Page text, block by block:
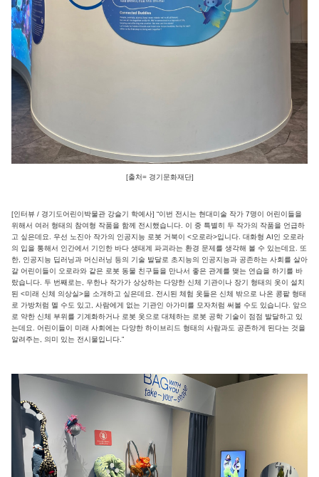
[출처= 경기문화재단]
[인터뷰 / 경기도어린이박물관 강슬기 학예사] “이번 전시는 현대미술 작가 7명이 어린이들을
위해서 여러 형태의 참여형 작품을 함께 전시했습니다. 이 중 특별히 두 작가의 작품을 언급하
고 싶은데요. 우선 노진아 작가의 인공지능 로봇 거북이 <오로라>입니다. 대화형 AI인 오로라
의 입을 통해서 인간에서 기인한 바다 생태계 파괴라는 환경 문제를 생각해 볼 수 있는데요. 또
한, 인공지능 딥러닝과 머신러닝 등의 기술 발달로 초지능의 인공지능과 공존하는 사회를 살아
갈 어린이들이 오로라와 같은 로봇 동물 친구들을 만나서 좋은 관계를 맺는 연습을 하기를 바
랐습니다. 두 번째로는, 우한나 작가가 상상하는 다양한 신체 기관이나 장기 형태의 옷이 설치
된 <미래 신체 의상실>을 소개하고 싶은데요. 전시된 체험 옷들은 신체 밖으로 나온 콩팥 형태
로 가방처럼 멜 수도 있고, 사람에게 없는 기관인 아가미를 모자처럼 써볼 수도 있습니다. 앞으
로 약한 신체 부위를 기계화하거나 로봇 옷으로 대체하는 로봇 공학 기술이 점점 발달하고 있
는데요. 어린이들이 미래 사회에는 다양한 하이브리드 형태의 사람과도 공존하게 된다는 것을
알려주는, 의미 있는 전시물입니다.”